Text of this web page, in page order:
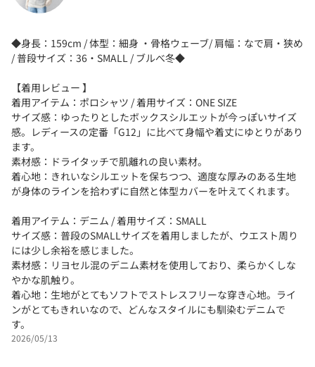
◆身長：159cm / 体型：細身 ・骨格ウェーブ/ 肩幅：なで肩・狭め
/ 普段サイズ：36・SMALL / ブルべ冬◆
【着用レビュー 】
着用アイテム：ポロシャツ / 着用サイズ：ONE SIZE
サイズ感：ゆったりとしたボックスシルエットが今っぽいサイズ
感。レディースの定番「G12」に比べて身幅や着丈にゆとりがあり
ます。
素材感：ドライタッチで肌離れの良い素材。
着心地：きれいなシルエットを保ちつつ、適度な厚みのある生地
が身体のラインを拾わずに自然と体型カバーを叶えてくれます。
着用アイテム：デニム / 着用サイズ：SMALL
サイズ感：普段のSMALLサイズを着用しましたが、ウエスト周り
には少し余裕を感じました。
素材感：リヨセル混のデニム素材を使用しており、柔らかくしな
やかな肌触り。
着心地：生地がとてもソフトでストレスフリーな穿き心地。ライ
ンがとてもきれいなので、どんなスタイルにも馴染むデニムで
す。
2026/05/13